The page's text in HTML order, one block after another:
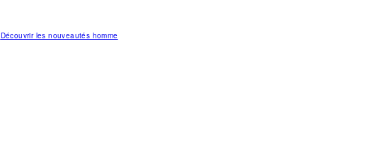
Découvrir les nouveautés homme